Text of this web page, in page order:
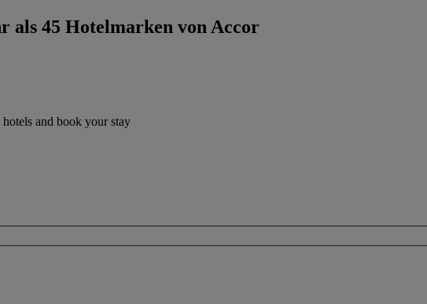
als 45 Hotelmarken von Accor
and book your stay